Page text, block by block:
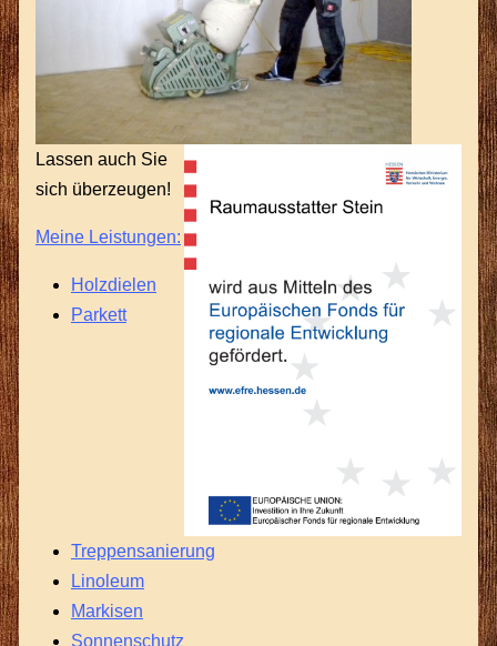
Lassen auch Sie
sich überzeugen!
Meine Leistungen:
Holzdielen
Parkett
Treppensanierung
Linoleum
Markisen
Sonnenschutz